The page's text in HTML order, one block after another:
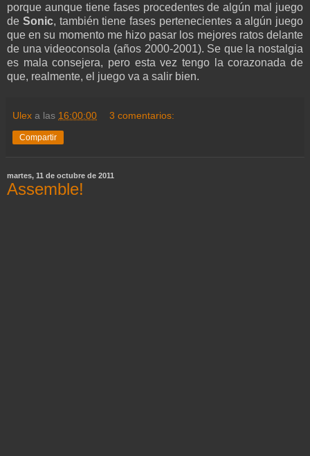
porque aunque tiene fases procedentes de algún mal juego
de Sonic, también tiene fases pertenecientes a algún juego
que en su momento me hizo pasar los mejores ratos delante
de una videoconsola (años 2000-2001). Se que la nostalgia
es mala consejera, pero esta vez tengo la corazonada de
que, realmente, el juego va a salir bien.
Ulex a las 16:00:00 3 comentarios:
Compartir
martes, 11 de octubre de 2011
Assemble!